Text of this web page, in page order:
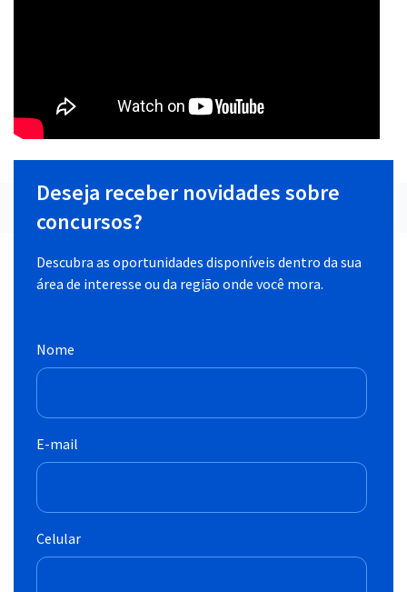
Deseja receber novidades sobre
concursos?
Descubra as oportunidades disponíveis dentro da sua
área de interesse ou da região onde você mora.
Nome
E-mail
Celular